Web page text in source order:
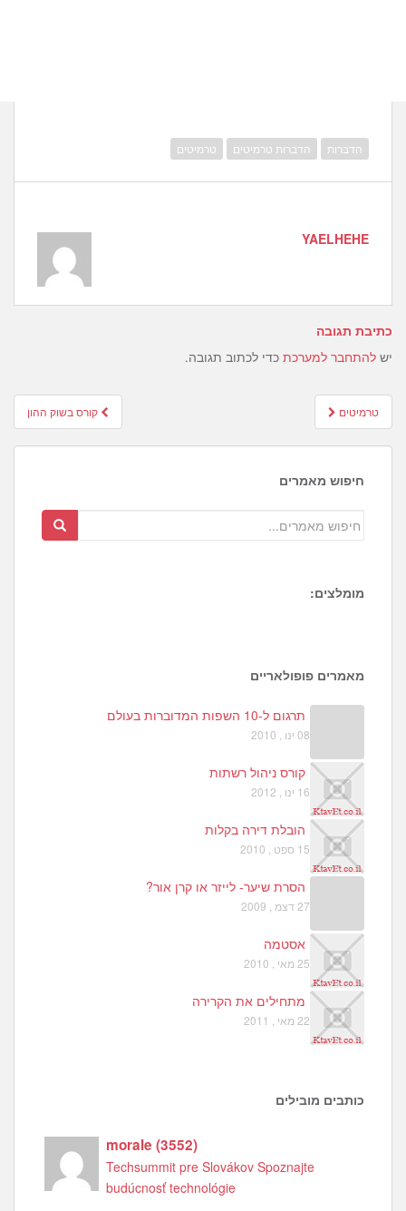
הדברות הדברות טרמיטים טרמיטים
YAELHEHE
כתיבת תגובה
יש להתחבר למערכת כדי לכתוב תגובה.
Post
navigation
קורס בשוק ההון טרמיטים
חיפוש מאמרים
מומלצים:
4
מאמרים פופולאריים
תרגום ל-10 השפות המדוברות בעולם
08 ינו , 2010
קורס ניהול רשתות
16 ינו , 2012
הובלת דירה בקלות
15 ספט , 2010
הסרת שיער- לייזר או קרן אור?
27 דצמ , 2009
אסטמה
25 מאי , 2010
מתחילים את הקרירה
22 מאי , 2011
כותבים מובילים
morale(3552)
Techsummit pre Slovákov Spoznajte
budúcnosť technológie